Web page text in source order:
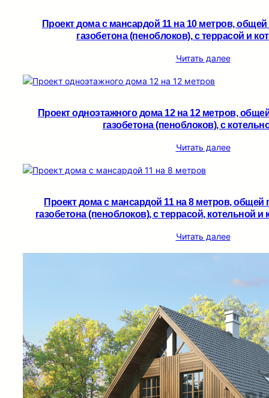
Проект дома с мансардой 11 на 10 метров,
газобетона (пеноблоков), c террасой и
Читать далее
Проект одноэтажного дома 12 на 12 метров,
газобетона (пеноблоков), c
Читать далее
Проект дома с мансардой 11 на 8 метров,
газобетона (пеноблоков), c террасой, котельной и
Читать далее